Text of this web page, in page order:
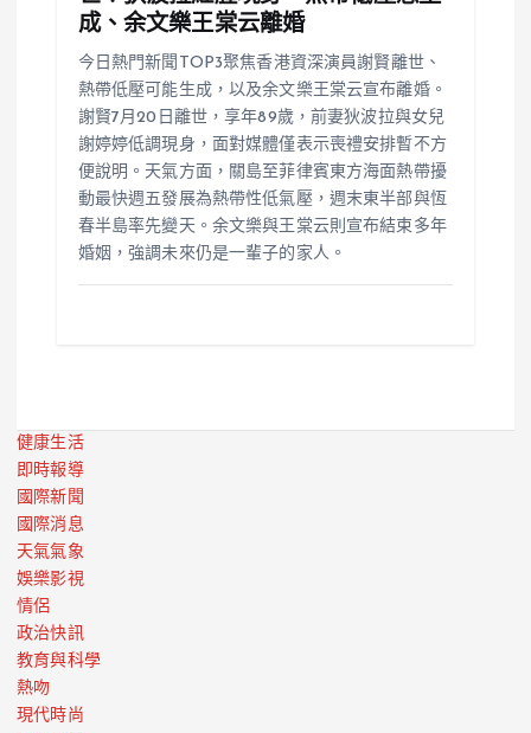
成、余文樂王棠云離婚
今日熱門新聞TOP3聚焦香港資深演員謝賢離世、
熱帶低壓可能生成，以及余文樂王棠云宣布離婚。
謝賢7月20日離世，享年89歲，前妻狄波拉與女兒
謝婷婷低調現身，面對媒體僅表示喪禮安排暫不方
便說明。天氣方面，關島至菲律賓東方海面熱帶擾
動最快週五發展為熱帶性低氣壓，週末東半部與恆
春半島率先變天。余文樂與王棠云則宣布結束多年
婚姻，強調未來仍是一輩子的家人。
健康生活
即時報導
國際新聞
國際消息
天氣氣象
娛樂影視
情侶
政治快訊
教育與科學
熱吻
現代時尚